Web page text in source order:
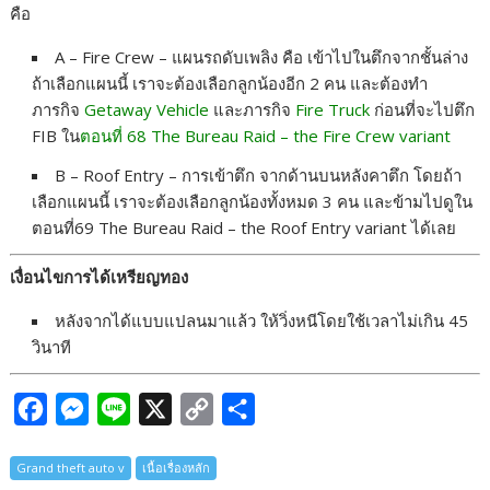
คือ
A – Fire Crew – แผนรถดับเพลิง คือ เข้าไปในตึกจากชั้นล่าง
ถ้าเลือกแผนนี้ เราจะต้องเลือกลูกน้องอีก 2 คน และต้องทำ
ภารกิจGetaway Vehicle และภารกิจ Fire Truck ก่อนที่จะไปตึก
FIB ในตอนที่ 68 The Bureau Raid – the Fire Crew variant
B – Roof Entry – การเข้าตึก จากด้านบนหลังคาตึก โดยถ้า
เลือกแผนนี้ เราจะต้องเลือกลูกน้องทั้งหมด 3 คน และข้ามไปดูใน
ตอนที่69 The Bureau Raid – the Roof Entry variant ได้เลย
เงื่อนไขการได้เหรียญทอง
หลังจากได้แบบแปลนมาแล้ว ให้วิ่งหนีโดยใช้เวลาไม่เกิน 45
วินาที
c
M
s
n
p
Grand theft auto v เนื้อเรื่องหลัก